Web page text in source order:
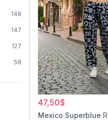
148
147
127
58
47,50$
Mexico Superblue